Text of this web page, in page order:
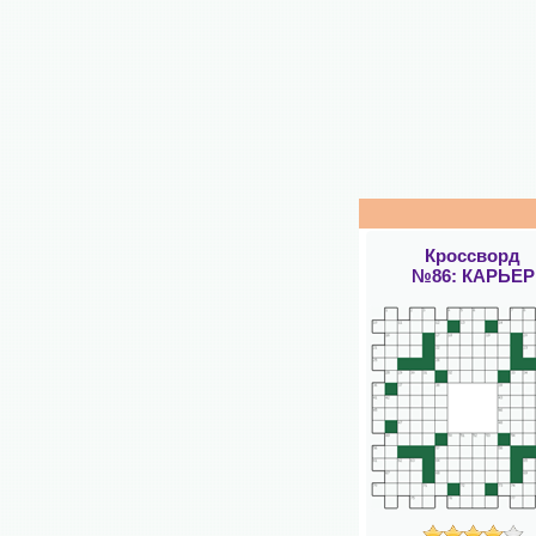
Кроссворд
№86: КАРЬЕР